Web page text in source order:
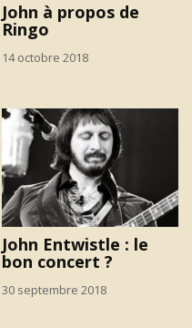
John à propos de
Ringo
14 octobre 2018
John Entwistle : le
bon concert ?
30 septembre 2018